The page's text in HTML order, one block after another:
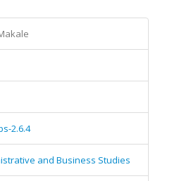
2.6.4
and Business Studies